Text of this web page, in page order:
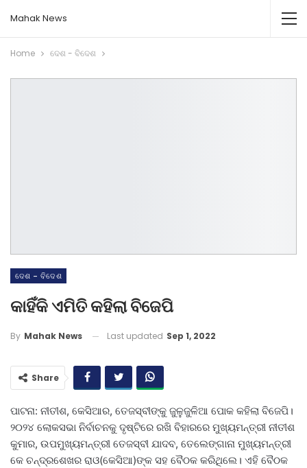
Mahak News
Home ଦେଶ - ବିଦେଶ
ଦେଶ - ବିଦେଶ
କାହିଁକି ଏମିତି କହିଲା ବିଜେପି
By Mahak News Last updated Sep 1, 2022
Share
ପାଟନା: ନୀତୀଶ, କେସିଆର, ତେଜସ୍ବୀଙ୍କୁ ଜୁଳୁଜୁଳିଆ ପୋକ କହିଲା ବିଜେପି।
୨୦୨୪ ଲୋକସଭା ନିର୍ବାଚନକୁ ଦୃଷ୍ଟିରେ ରଖି ବିହାରରେ ମୁଖ୍ୟମନ୍ତ୍ରୀ ନୀତୀଶ
କୁମାର, ଉପମୁଖ୍ୟମନ୍ତ୍ରୀ ତେଜସ୍ବୀ ଯାଦବ, ତେଲେଙ୍ଗାନା ମୁଖ୍ୟମନ୍ତ୍ରୀ
କେ ଚନ୍ଦ୍ରଶେଖର ରାଓ(କେସିଆ)ଙ୍କ ସହ ବୈଠକ କରିଥିଲେ। ଏହି ବୈଠକ